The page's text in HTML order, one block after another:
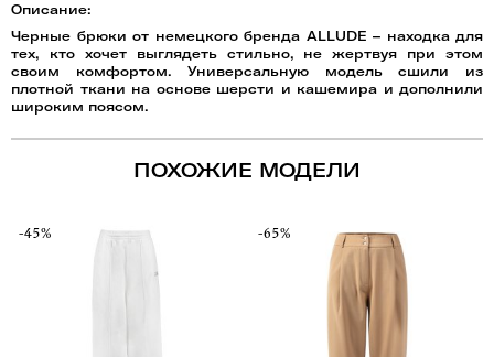
Описание:
Черные брюки от немецкого бренда ALLUDE – находка для
тех, кто хочет выглядеть стильно, не жертвуя при этом
своим комфортом. Универсальную модель сшили из
плотной ткани на основе шерсти и кашемира и дополнили
широким поясом.
ПОХОЖИЕ МОДЕЛИ
-45% -65%